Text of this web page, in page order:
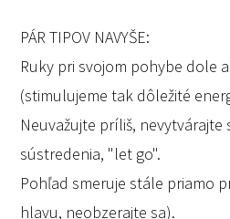
PÁR TIPOV NAVYŠE:
Ruky pri svojom pohybe dole
(stimulujeme tak dôležité
Neuvažujte príliš, nevytvárajte
sústredenia, "let go".
Pohľad smeruje stále priamo
hlavu, neobzerajte sa).